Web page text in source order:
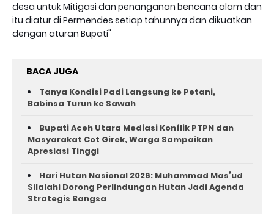
desa untuk Mitigasi dan penanganan bencana alam dan
itu diatur di Permendes setiap tahunnya dan dikuatkan
dengan aturan Bupati"
BACA JUGA
Tanya Kondisi Padi Langsung ke Petani,
Babinsa Turun ke Sawah
Bupati Aceh Utara Mediasi Konflik PTPN dan
Masyarakat Cot Girek, Warga Sampaikan
Apresiasi Tinggi
Hari Hutan Nasional 2026: Muhammad Mas’ud
Silalahi Dorong Perlindungan Hutan Jadi Agenda
Strategis Bangsa